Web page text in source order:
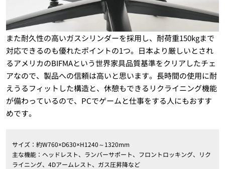
また耐久性の高いガスシリンダーを採用し、耐荷重150kgまで
対応できるのも優れたポイントの1つ。日本より厳しいとされ
るアメリカのBIFMAという世界家具品質基準をクリアしたチェ
アなので、製品への信頼は高いと思います。長時間の使用に耐
えうるフィットした構造と、休憩もできるリクライニング機能
が備わっているので、PCでゲームと仕事をする人にもおすす
めです。
サイズ：約W760×D630×H1240～1320mm
主な機能：ヘッドレスト、ランバーサポート、フロントロッキング、リク
ライニング、4Dアームレスト、ガス圧昇降など